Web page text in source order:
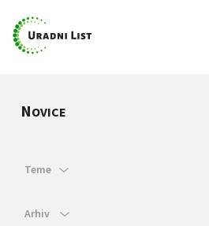
NOVICE
Teme
Arhiv